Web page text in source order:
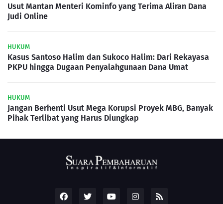
Usut Mantan Menteri Kominfo yang Terima Aliran Dana
Judi Online
HUKUM
Kasus Santoso Halim dan Sukoco Halim: Dari Rekayasa
PKPU hingga Dugaan Penyalahgunaan Dana Umat
HUKUM
Jangan Berhenti Usut Mega Korupsi Proyek MBG, Banyak
Pihak Terlibat yang Harus Diungkap